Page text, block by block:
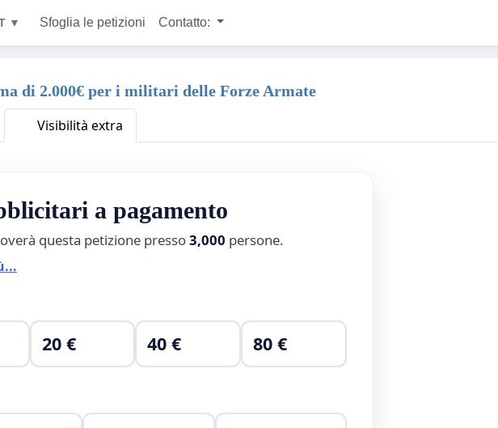
▼ Sfoglia le petizioni Contatto:
di 2.000€ per i militari delle Forze Armate
Visibilità extra
a pagamento
questa petizione presso3,000 persone.
20 € 40 € 80 €